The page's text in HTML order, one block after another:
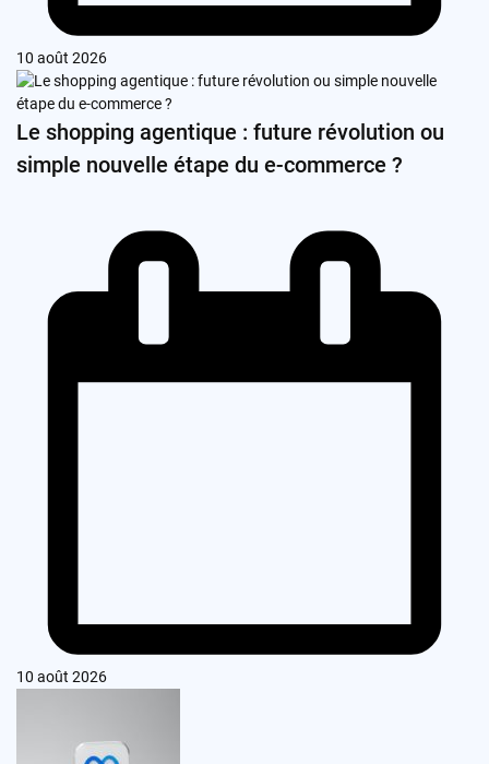
10 août 2026
Le shopping agentique : future révolution ou
simple nouvelle étape du e-commerce ?
10 août 2026